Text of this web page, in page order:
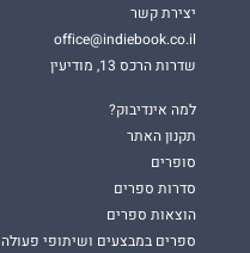
יצירת קשר
office@indiebook.co.il
שדרות הרכס 13, מודיעין
למה אינדיבוק?
תקנון האתר
סופרים
סדרות ספרים
הוצאות ספרים
ספרים במבצעים ושיתופי פעולה